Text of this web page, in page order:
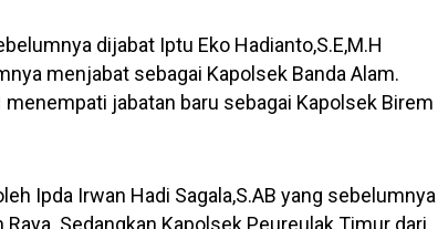
dijabat Iptu Eko Hadianto,S.E,M.H
menjabat sebagai Kapolsek Banda Alam.
menempati jabatan baru sebagai Kapolsek Birem
Ipda Irwan Hadi Sagala,S.AB yang sebelumnya
Sedangkan Kapolsek Peureulak Timur dari